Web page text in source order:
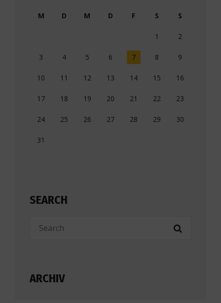
M D M D F S S
1 2
3 4 5 6 7 8 9
10 11 12 13 14 15 16
17 18 19 20 21 22 23
24 25 26 27 28 29 30
31
SEARCH
ARCHIV